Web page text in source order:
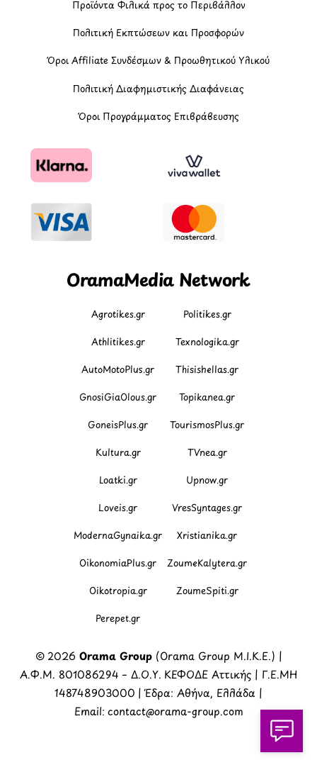
Προϊόντα Φιλικά προς το Περιβάλλον
Πολιτική Εκπτώσεων και Προσφορών
Όροι Affiliate Συνδέσμων & Προωθητικού Υλικού
Πολιτική Διαφημιστικής Διαφάνειας
Όροι Προγράμματος Επιβράβευσης
OramaMedia Network
Agrotikes.gr Politikes.gr
Athlitikes.gr Texnologika.gr
AutoMotoPlus.gr Thisishellas.gr
GnosiGiaOlous.gr Topikanea.gr
GoneisPlus.gr TourismosPlus.gr
Kultura.gr TVnea.gr
Loatki.gr Upnow.gr
Loveis.gr VresSyntages.gr
ModernaGynaika.gr Xristianika.gr
OikonomiaPlus.gr ZoumeKalytera.gr
Oikotropia.gr ZoumeSpiti.gr
Perepet.gr
© 2026 Orama Group(Orama Group Μ.Ι.Κ.Ε.) |
Α.Φ.Μ. 801086294 – Δ.Ο.Υ. ΚΕΦΟΔΕ Αττικής | Γ.Ε.ΜΗ
148748903000 | Έδρα: Αθήνα, Ελλάδα |
Email: contact@orama-group.com